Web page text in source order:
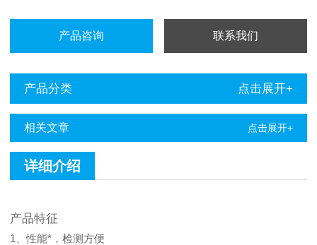
产品咨询 联系我们
产品分类 点击展开+
相关文章 点击展开+
详细介绍
产品特征
1、性能*，检测方便